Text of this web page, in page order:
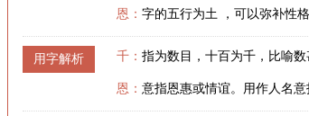
恩： 字的五行为土 ，可以弥补性
用字解析 千： 指为数目，十百为千，比喻
恩： 意指恩惠或情谊。用作人名